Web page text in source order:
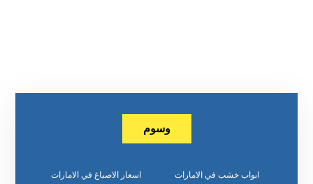
وسوم
ابواب خشب في الامارات اسعار الاصباغ في الامارات